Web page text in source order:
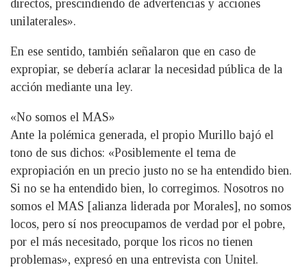
directos, prescindiendo de advertencias y acciones
unilaterales».
En ese sentido, también señalaron que en caso de
expropiar, se debería aclarar la necesidad pública de la
acción mediante una ley.
«No somos el MAS»
Ante la polémica generada, el propio Murillo bajó el
tono de sus dichos: «Posiblemente el tema de
expropiación en un precio justo no se ha entendido bien.
Si no se ha entendido bien, lo corregimos. Nosotros no
somos el MAS [alianza liderada por Morales], no somos
locos, pero sí nos preocupamos de verdad por el pobre,
por el más necesitado, porque los ricos no tienen
problemas», expresó en una entrevista con Unitel.